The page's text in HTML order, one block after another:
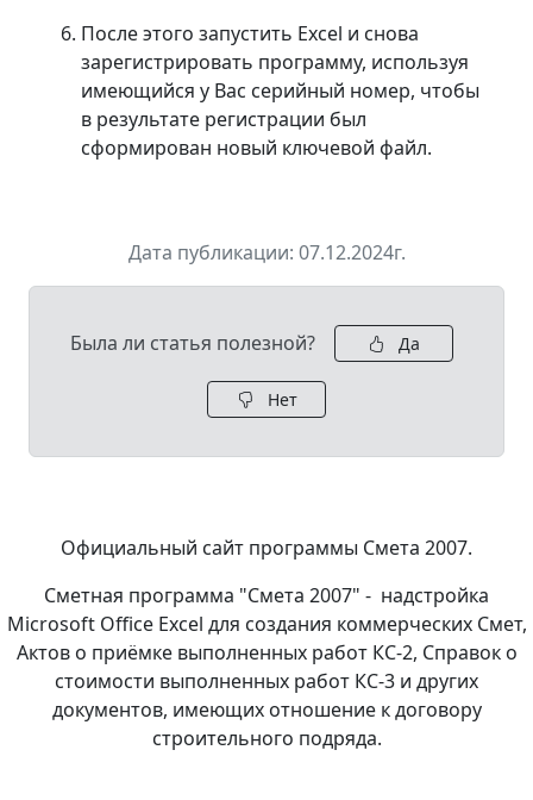
После этого запустить Excel и снова
зарегистрировать программу, используя
имеющийся у Вас серийный номер, чтобы
в результате регистрации был
сформирован новый ключевой файл.
Дата публикации: 07.12.2024г.
Была ли статья полезной? Да
Нет
Официальный сайт программы Смета 2007.
Сметная программа "Смета 2007" - надстройка
Microsoft Office Excel для создания коммерческих Смет,
Актов о приёмке выполненных работ КС-2, Справок о
стоимости выполненных работ КС-3 и других
документов, имеющих отношение к договору
строительного подряда.